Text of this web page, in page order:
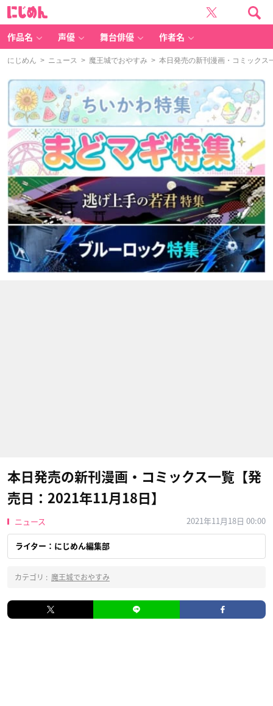
作品名 声優 舞台俳優 作者名
にじめん > ニュース > 魔王城でおやすみ > 本日発売の新刊漫画・コミックス
本日発売の新刊漫画・コミックス一覧【発
売日：2021年11月18日】
ニュース 2021年11月18日 00:00
ライター：にじめん編集部
カテゴリ : 魔王城でおやすみ